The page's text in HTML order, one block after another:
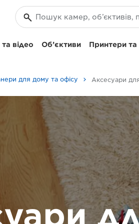
відео Об’єктиви Принтери та
для дому та офісу